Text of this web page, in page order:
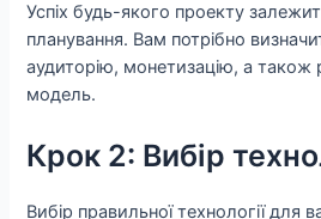
Успіх будь-якого проекту
планування. Вам потрібно
аудиторію, монетизацію, а також
модель.
Крок 2: Вибір
Вибір правильної технології для